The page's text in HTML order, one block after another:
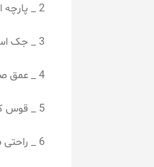
2 _ پارچه ای یا چرم بودن روکش با توجه به شرایط آب وهوایی محل فعالیت
3 _ جک استاندارد
4 _ عمق صندلی و ابعاد صندلی
5 _ قوس کمر
6 _ راحتی مناسب